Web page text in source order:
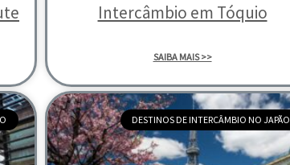
Intercâmbio em Tóquio
SAIBA MAIS >>
DESTINOS DE INTERCÂMBIO NO JAPÃO